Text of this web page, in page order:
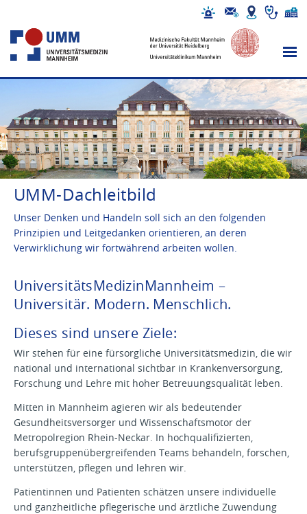
UMM-Dachleitbild
Unser Denken und Handeln soll sich an den folgenden
Prinzipien und Leitgedanken orientieren, an deren
Verwirklichung wir fortwährend arbeiten wollen.
UniversitätsMedizinMannheim –
Universitär. Modern. Menschlich.
Dieses sind unsere Ziele:
Wir stehen für eine fürsorgliche Universitätsmedizin, die wir
national und international sichtbar in Krankenversorgung,
Forschung und Lehre mit hoher Betreuungsqualität leben.
Mitten in Mannheim agieren wir als bedeutender
Gesundheitsversorger und Wissenschaftsmotor der
Metropolregion Rhein-Neckar. In hochqualifizierten,
berufsgruppenübergreifenden Teams behandeln, forschen,
unterstützen, pflegen und lehren wir.
Patientinnen und Patienten schätzen unsere individuelle
und ganzheitliche pflegerische und ärztliche Zuwendung